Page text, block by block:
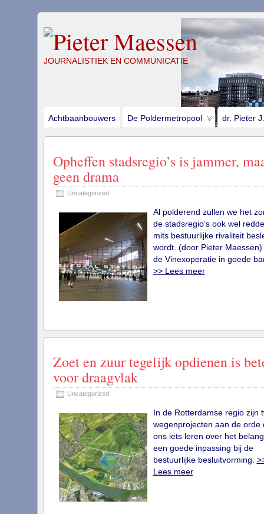
JOURNALISTIEK EN COMMUNICATIE
Achtbaanbouwers De Poldermetropool dr. Pieter
Opheffen stadsregio’s is jammer,
geen drama
Uncategorized
Al polderend zullen we het
de stadsregio’s ook wel
mits bestuurlijke rivaliteit
wordt. (door Pieter Maessen)
de Vinexoperatie in goede
>> Lees meer
Zoet en zuur tegelijk opdienen is
voor draagvlak
Uncategorized
In de Rotterdamse regio zijn
wegenprojecten aan de orde
ons iets leren over het
een goede inpassing bij de
bestuurlijke besluitvorming.
Lees meer